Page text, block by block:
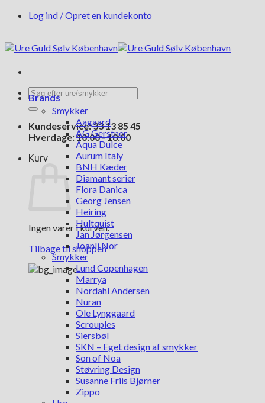
FortsætLog ind / Opret en kundekonto
Søg
efter:
Kundeservice: 33 13 85 45
Hverdage: 10:00 - 18:00
Kurv
Ingen varer i kurven.
Tilbage til shoppen
Brands
Smykker
Aagaard
AG Gerstner
Aqua Dulce
Aurum Italy
BNH Kæder
Diamant serier
Flora Danica
Georg Jensen
Heiring
Hultquist
Jan Jørgensen
Joanli Nor
Smykker
Lund Copenhagen
Marrya
Nordahl Andersen
Nuran
Ole Lynggaard
Scrouples
Siersbøl
SKN – Eget design af smykker
Son of Noa
Støvring Design
Susanne Friis Bjørner
Zippo